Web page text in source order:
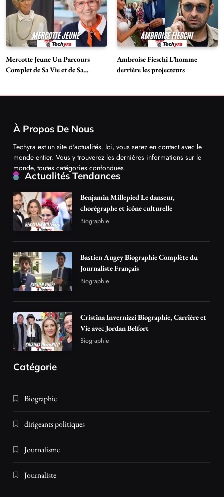
Mercotte Jeune Un Parcours
Complet de Sa Vie et de Sa
Ambroise Fieschi L’homme
derrière les projecteurs
À Propos De Nous
Techyra est un site d'actualités. Ici, vous serez en contact avec le
monde entier. Vous y trouverez les dernières informations sur le
monde, toutes catégories confondues.
Actualités Tendances
Benjamin Millepied Le danseur,
chorégraphe et icône culturelle
Biographie
Bastien Augey Biographie Complète du
Journaliste Français
Biographie
Cristina Invernizzi Biographie, Carrière et
Vie avec Jordan Belfort
Biographie
Catégorie
Biographie
dirigeants politiques
Journalisme
Journaliste